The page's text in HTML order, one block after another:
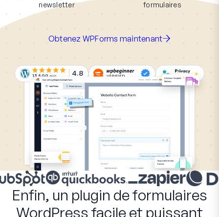
newsletter
formulaires
Obtenez WPForms maintenant
13 500 avis 4.8
Enfin, un plugin de formulaires
WordPress facile et puissant